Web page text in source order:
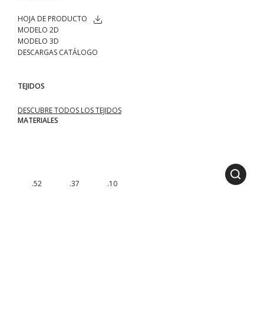
HOJA DE PRODUCTO
MODELO 2D
MODELO 3D
DESCARGAS CATÁLOGO
TEJIDOS
DESCUBRE TODOS LOS TEJIDOS
MATERIALES
.52 .37 .10